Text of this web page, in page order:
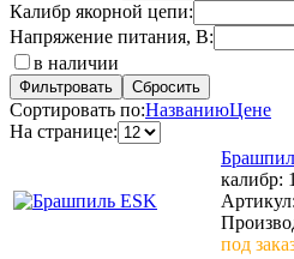
Калибр якорной цепи:
Напряжение питания, В:
в наличии
Сортировать по:НазваниюЦене
На странице:
калибр:
под